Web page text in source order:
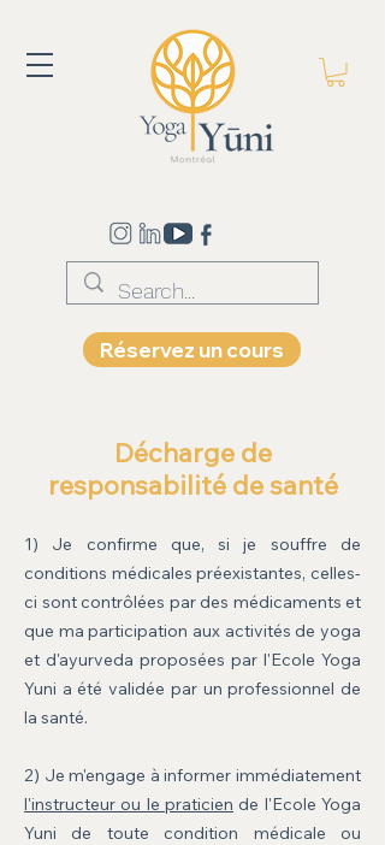
Réservez un cours
Décharge de
responsabilité de santé
1) Je confirme que, si je souffre de
conditions médicales préexistantes, celles-
ci sont contrôlées par des médicaments et
que ma participation aux activités de yoga
et d'ayurveda proposées par l'Ecole Yoga
Yuni a été validée par un professionnel de
la santé.
2) Je m'engage à informer immédiatement
l'instructeur ou le praticien de l'Ecole Yoga
Yuni de toute condition médicale ou